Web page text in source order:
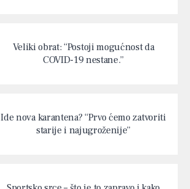
Veliki obrat: “Postoji mogućnost da
COVID-19 nestane.”
Ide nova karantena? “Prvo ćemo zatvoriti
starije i najugroženije”